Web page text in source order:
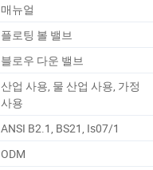
매뉴얼
플로팅 볼 밸브
블로우 다운 밸브
산업 사용, 물 산업 사용, 가정
사용
ANSI B2.1, BS21, Is07/1
ODM